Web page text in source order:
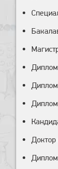
Доктор
Диплом